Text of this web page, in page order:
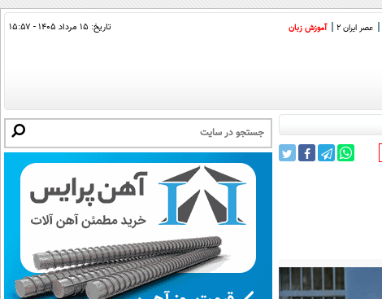
عصر ایران 2 آموزش زبان تاریخ: ۱۵ مرداد ۱۴۰۵ - ۱۵:۵۷